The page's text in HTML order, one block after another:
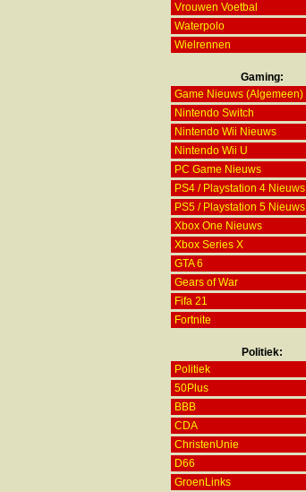
Vrouwen Voetbal
Waterpolo
Wielrennen
Gaming:
Game Nieuws (Algemeen)
Nintendo Switch
Nintendo Wii Nieuws
Nintendo Wii U
PC Game Nieuws
PS4 / Playstation 4 Nieuws
PS5 / Playstation 5 Nieuws
Xbox One Nieuws
Xbox Series X
GTA 6
Gears of War
Fifa 21
Fortnite
Politiek:
Politiek
50Plus
BBB
CDA
ChristenUnie
D66
GroenLinks